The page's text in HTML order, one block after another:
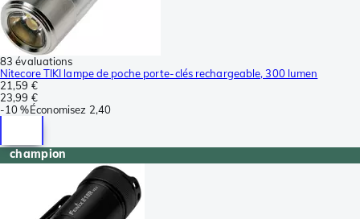
83 évaluations
Nitecore TIKI lampe de poche porte-clés rechargeable, 300 lumen
21,59 €
23,99 €
-10 %Économisez 2,40
champion